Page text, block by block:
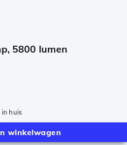
5800 lumen
in huis
winkelwagen